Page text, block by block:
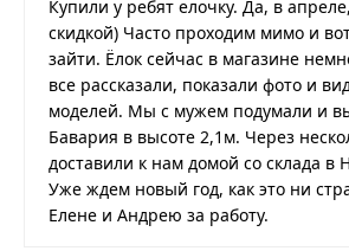
Купили у ребят елочку. Да, в
скидкой) Часто проходим мимо и
зайти. Ёлок сейчас в магазине
все рассказали, показали фото и
моделей. Мы с мужем подумали и
Бавария в высоте 2,1м. Через
доставили к нам домой со склада в
Уже ждем новый год, как это ни
Елене и Андрею за работу.